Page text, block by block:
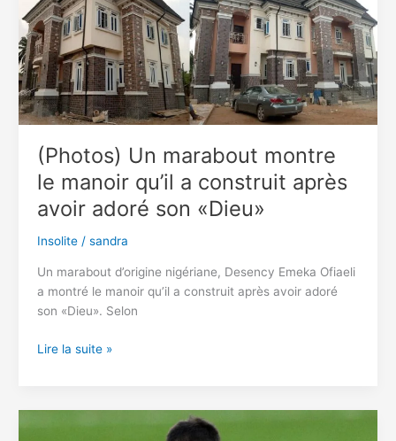
d’enfant
pendant
28
ans
de
mariage
donne
naissance
à
des
sextuplés
(Photos) Un marabout montre
le manoir qu’il a construit après
avoir adoré son «Dieu»
Insolite/ sandra
Un marabout d’origine nigériane, Desency Emeka Ofiaeli
a montré le manoir qu’il a construit après avoir adoré
son «Dieu». Selon
(Photos)
le
Lire la suite »